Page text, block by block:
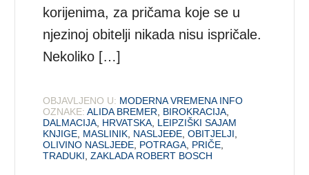
korijenima, za pričama koje se u
njezinoj obitelji nikada nisu ispričale.
Nekoliko […]
OBJAVLJENO U: MODERNA VREMENA INFO
OZNAKE: ALIDA BREMER BIROKRACIJA
DALMACIJA HRVATSKA LEIPZIŠKI SAJAM
KNJIGE MASLINIK NASLJEĐE ,OBITJELJI
OLIVINO NASLJEĐE POTRAGA PRIČE
TRADUKI ,ZAKLADA ROBERT BOSCH